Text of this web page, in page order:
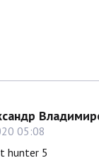
05:08
hunter 5